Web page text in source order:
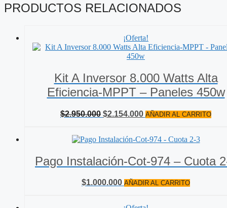
PRODUCTOS RELACIONADOS
¡Oferta!
Kit A Inversor 8.000 Watts Alta
Eficiencia-MPPT – Paneles 450w
$2.950.000 El
era:
$2.154.000El
es:
AÑADIR AL CARRITO
Pago Instalación-Cot-974 – Cuota
$1.000.000 AÑADIR AL CARRITO